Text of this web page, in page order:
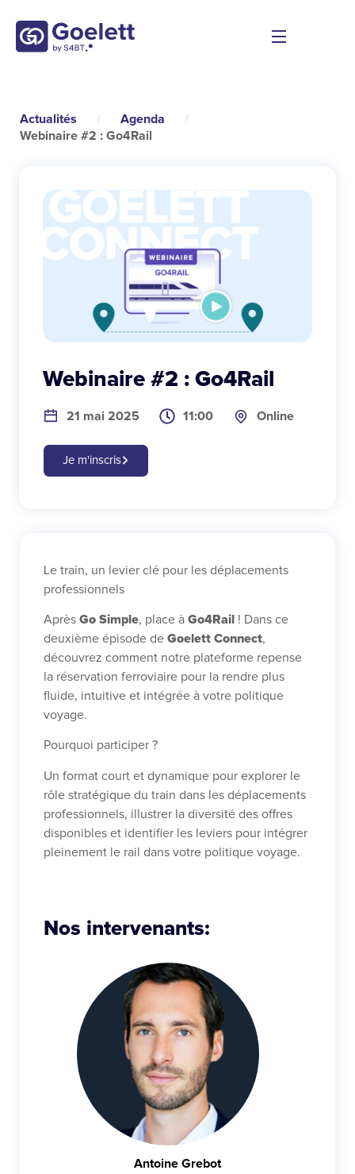
Actualités / Agenda
/
Webinaire #2 : Go4Rail
Webinaire #2 : Go4Rail
21 mai 2025 11:00 Online
Je m'inscris
Le train, un levier clé pour les déplacements
professionnels
Après Go Simple, place à Go4Rail ! Dans ce
deuxième épisode de Goelett Connect,
découvrez comment notre plateforme repense
la réservation ferroviaire pour la rendre plus
fluide, intuitive et intégrée à votre politique
voyage.
Pourquoi participer ?
Un format court et dynamique pour explorer le
rôle stratégique du train dans les déplacements
professionnels, illustrer la diversité des offres
disponibles et identifier les leviers pour intégrer
pleinement le rail dans votre politique voyage.
Nos intervenants:
Antoine Grebot